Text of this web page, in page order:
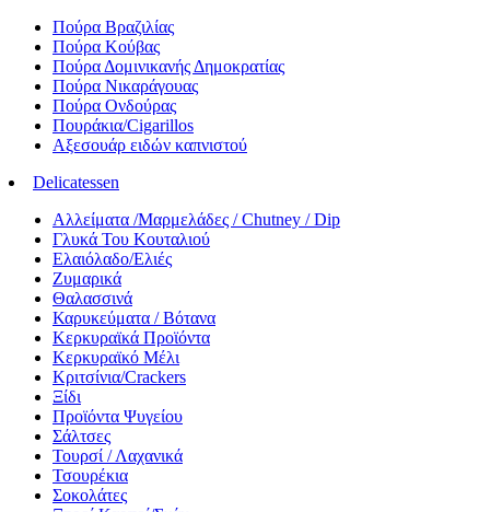
Πούρα Βραζιλίας
Πούρα Κούβας
Πούρα Δομινικανής Δημοκρατίας
Πούρα Νικαράγουας
Πούρα Ονδούρας
Πουράκια/Cigarillos
Αξεσουάρ ειδών καπνιστού
Delicatessen
Αλλείματα /Μαρμελάδες / Chutney / Dip
Γλυκά Του Κουταλιού
Ελαιόλαδο/Ελιές
Ζυμαρικά
Θαλασσινά
Καρυκεύματα / Βότανα
Κερκυραϊκά Προϊόντα
Κερκυραϊκό Μέλι
Κριτσίνια/Crackers
Ξίδι
Προϊόντα Ψυγείου
Σάλτσες
Τουρσί / Λαχανικά
Τσουρέκια
Σοκολάτες